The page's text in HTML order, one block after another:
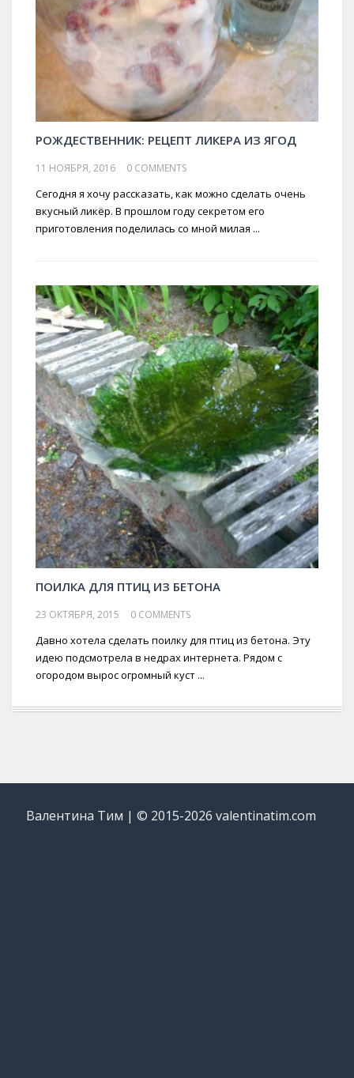
РОЖДЕСТВЕННИК: РЕЦЕПТ ЛИКЕРА ИЗ ЯГОД
11 НОЯБРЯ, 2016 0 COMMENTS
Сегодня я хочу рассказать, как можно сделать очень
вкусный ликёр. В прошлом году секретом его
приготовления поделилась со мной милая ...
ПОИЛКА ДЛЯ ПТИЦ ИЗ БЕТОНА
23 ОКТЯБРЯ, 2015 0 COMMENTS
Давно хотела сделать поилку для птиц из бетона. Эту
идею подсмотрела в недрах интернета. Рядом с
огородом вырос огромный куст ...
Валентина Тим | © 2015-2026 valentinatim.com